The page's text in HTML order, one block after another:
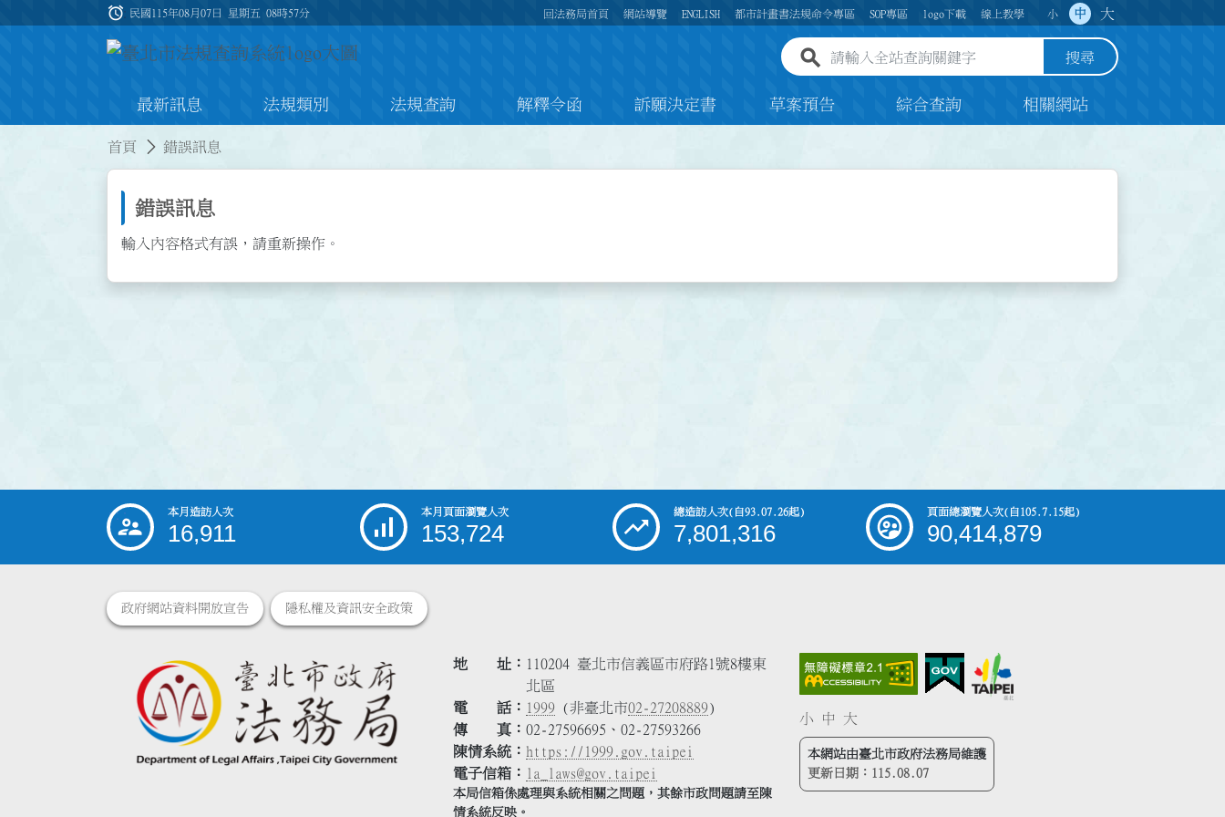
:::
alarm 民國115年08月07日 星期五08時57分 回法務局首頁 網站導覽 ENGLISH 都市計畫書法規命令專區 SOP專區 logo下載 線上教學 小 中 大
全站查詢關鍵字欄位 搜尋
最新訊息 法規類別 法規查詢 解釋令函 訴願決定書 草案預告 綜合查詢 相關網站
首頁 錯誤訊息
錯誤訊息
輸入內容格式有誤，請重新操作。
::: 本月造訪人次
16,911
本月頁面瀏覽人次
153,724
總造訪人次(自93.07.26起)
7,801,316
頁面總瀏覽人次(自105.7.15起)
90,414,879
政府網站資料開放宣告 隱私權及資訊安全政策
地 址
110204 臺北市信義區市府路1號8樓東
北區
電 話
1999 (非臺北市02-27208889)
傳 真
02-27596695、02-27593266
陳情系統
https://1999.gov.taipei
電子信箱
la_laws@gov.taipei
本局信箱係處理與系統相關之問題，其餘市政問題請至陳
情系統反映。
小 中 大
本網站由臺北市政府法務局維護
更新日期： 115.08.07